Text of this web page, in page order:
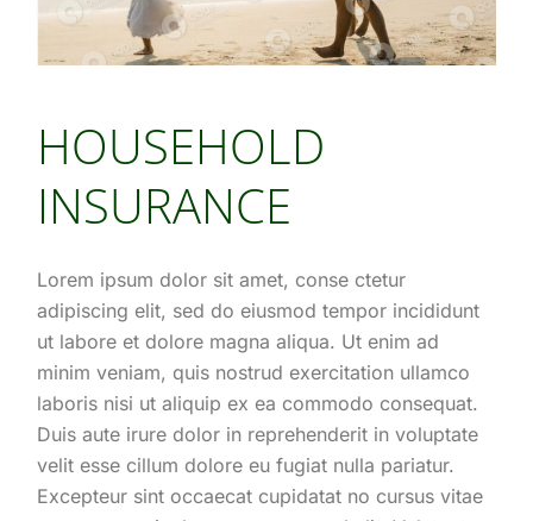
HOUSEHOLD
INSURANCE
Lorem ipsum dolor sit amet, conse ctetur
adipiscing elit, sed do eiusmod tempor incididunt
ut labore et dolore magna aliqua. Ut enim ad
minim veniam, quis nostrud exercitation ullamco
laboris nisi ut aliquip ex ea commodo consequat.
Duis aute irure dolor in reprehenderit in voluptate
velit esse cillum dolore eu fugiat nulla pariatur.
Excepteur sint occaecat cupidatat no cursus vitae